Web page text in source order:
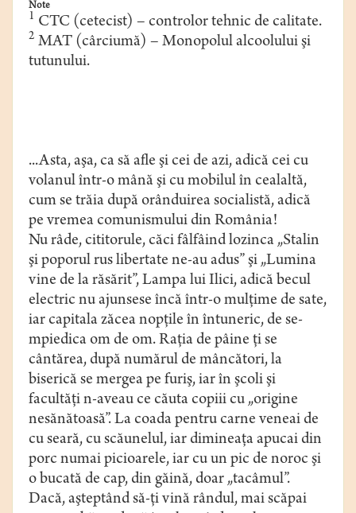
Note
1 CTC (cetecist) – controlor tehnic de calitate.
2 MAT (cârciumă) – Monopolul alcoolului şi
tutunului.
...Asta, aşa, ca să afle şi cei de azi, adică cei cu
volanul într-o mână şi cu mobilul în cealaltă,
cum se trăia după orânduirea socialistă, adică
pe vremea comunismului din România!
Nu râde, cititorule, căci fâlfâind lozinca „Stalin
şi poporul rus libertate ne-au adus” şi „Lumina
vine de la răsărit”, Lampa lui Ilici, adică becul
electric nu ajunsese încă într-o mulţime de sate,
iar capitala zăcea nopţile în întuneric, de se-
mpiedica om de om. Raţia de pâine ţi se
cântărea, după numărul de mâncători, la
biserică se mergea pe furiş, iar în şcoli şi
facultăţi n-aveau ce căuta copiii cu „origine
nesănătoasă”. La coada pentru carne veneai de
cu seară, cu scăunelul, iar dimineaţa apucai din
porc numai picioarele, iar cu un pic de noroc şi
o bucată de cap, din găină, doar „tacâmul”.
Dacă, aşteptând să-ţi vină rândul, mai scăpai